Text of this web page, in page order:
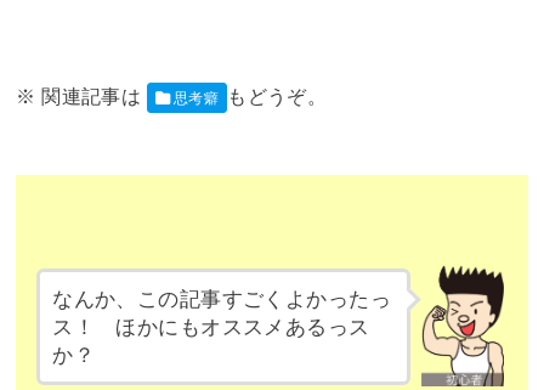
思考癖
なんか、この記事すごくよかったっ
ス！ ほかにもオススメあるっス
か？